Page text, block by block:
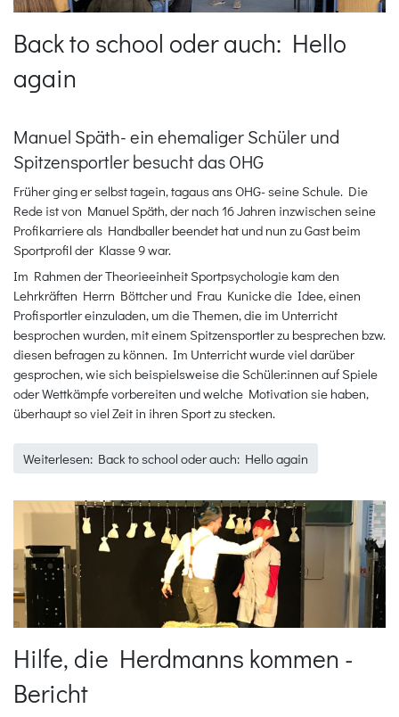
Back to school oder auch: Hello
again
Manuel Späth- ein ehemaliger Schüler und
Spitzensportler besucht das OHG
Früher ging er selbst tagein, tagaus ans OHG- seine Schule. Die
Rede ist von Manuel Späth, der nach 16 Jahren inzwischen seine
Profikarriere als Handballer beendet hat und nun zu Gast beim
Sportprofil der Klasse 9 war.
Im Rahmen der Theorieeinheit Sportpsychologie kam den
Lehrkräften Herrn Böttcher und Frau Kunicke die Idee, einen
Profisportler einzuladen, um die Themen, die im Unterricht
besprochen wurden, mit einem Spitzensportler zu besprechen bzw.
diesen befragen zu können. Im Unterricht wurde viel darüber
gesprochen, wie sich beispielsweise die Schüler:innen auf Spiele
oder Wettkämpfe vorbereiten und welche Motivation sie haben,
überhaupt so viel Zeit in ihren Sport zu stecken.
Weiterlesen: Back to school oder auch: Hello again
Hilfe, die Herdmanns kommen -
Bericht